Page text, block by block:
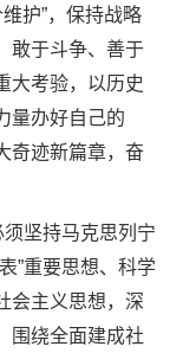
维护”，保持战略
敢于斗争、善于
大考验，以历史
量办好自己的
奇迹新篇章，奋
须坚持马克思列宁
”重要思想、科学
会主义思想，深
围绕全面建成社